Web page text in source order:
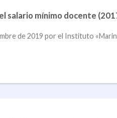
salario mínimo docente
de 2019 por el Instituto